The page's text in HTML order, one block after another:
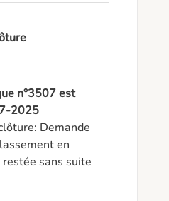
n°3507 est
2025
Demande
en
sans suite